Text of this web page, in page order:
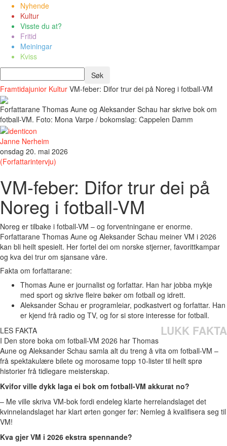
Nyhende
Kultur
Visste du at?
Fritid
Meiningar
Kviss
Framtidajunior Kultur VM-feber: Difor trur dei på Noreg i fotball-VM
Forfattarane Thomas Aune og Aleksander Schau har skrive bok om
fotball-VM. Foto: Mona Varpe / bokomslag: Cappelen Damm
Janne Nerheim
onsdag 20. mai 2026
(Forfattarintervju)
VM-feber: Difor trur dei på
Noreg i fotball-VM
Noreg er tilbake i fotball-VM – og forventningane er enorme.
Forfattarane Thomas Aune og Aleksander Schau meiner VM i 2026
kan bli heilt spesielt. Her fortel dei om norske stjerner, favorittkampar
og kva dei trur om sjansane våre.
Fakta om forfattarane:
Thomas Aune er journalist og forfattar. Han har jobba mykje
med sport og skrive fleire bøker om fotball og idrett.
Aleksander Schau er programleiar, podkastvert og forfattar. Han
er kjend frå radio og TV, og for si store interesse for fotball.
LES FAKTA
LUKK FAKTA
I Den store boka om fotball-VM 2026 har Thomas
Aune og Aleksander Schau samla alt du treng å vita om fotball-VM –
frå spektakulære bilete og morosame topp 10-lister til heilt sprø
historier frå tidlegare meisterskap.
Kvifor ville dykk laga ei bok om fotball-VM akkurat no?
– Me ville skriva VM-bok fordi endeleg klarte herrelandslaget det
kvinnelandslaget har klart ørten gonger før: Nemleg å kvalifisera seg til
VM!
Kva gjer VM i 2026 ekstra spennande?